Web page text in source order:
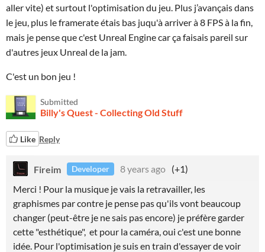
aller vite) et surtout l'optimisation du jeu. Plus j’avançais dans
le jeu, plus le framerate étais bas juqu'à arriver à 8 FPS à la fin,
mais je pense que c'est Unreal Engine car ça faisais pareil sur
d'autres jeux Unreal de la jam.
C'est un bon jeu !
Submitted
Billy's Quest - Collecting Old Stuff
Like Reply
Fireim Developer 8 years ago (+1)
Merci ! Pour la musique je vais la retravailler, les
graphismes par contre je pense pas qu'ils vont beaucoup
changer (peut-être je ne sais pas encore) je préfère garder
cette "esthétique", et pour la caméra, oui c'est une bonne
idée. Pour l'optimisation je suis en train d'essayer de voir